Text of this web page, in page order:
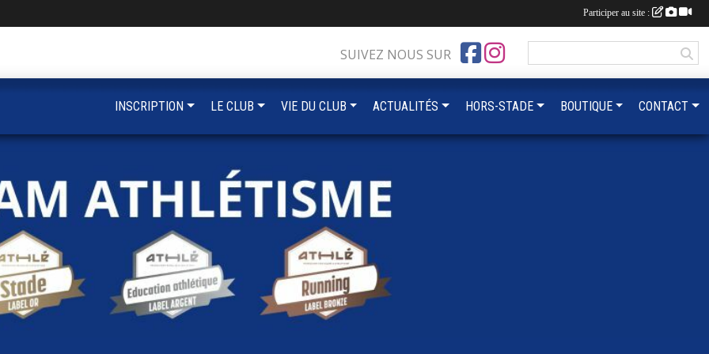
SUIVEZ NOUS SUR
INSCRIPTION LE CLUB VIE DU CLUB ACTUALITÉS HORS-STADE BOUTIQUE CONTACT
Participer au site :